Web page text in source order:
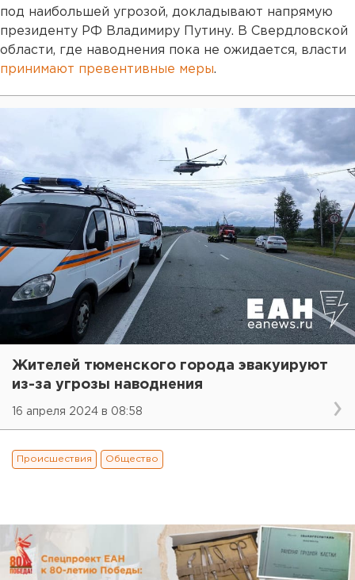
под наибольшей угрозой, докладывают напрямую
президенту РФ Владимиру Путину. В Свердловской
области, где наводнения пока не ожидается, власти
принимают превентивные меры.
Жителей тюменского города эвакуируют
из-за угрозы наводнения
16 апреля 2024 в 08:58
Происшествия Общество